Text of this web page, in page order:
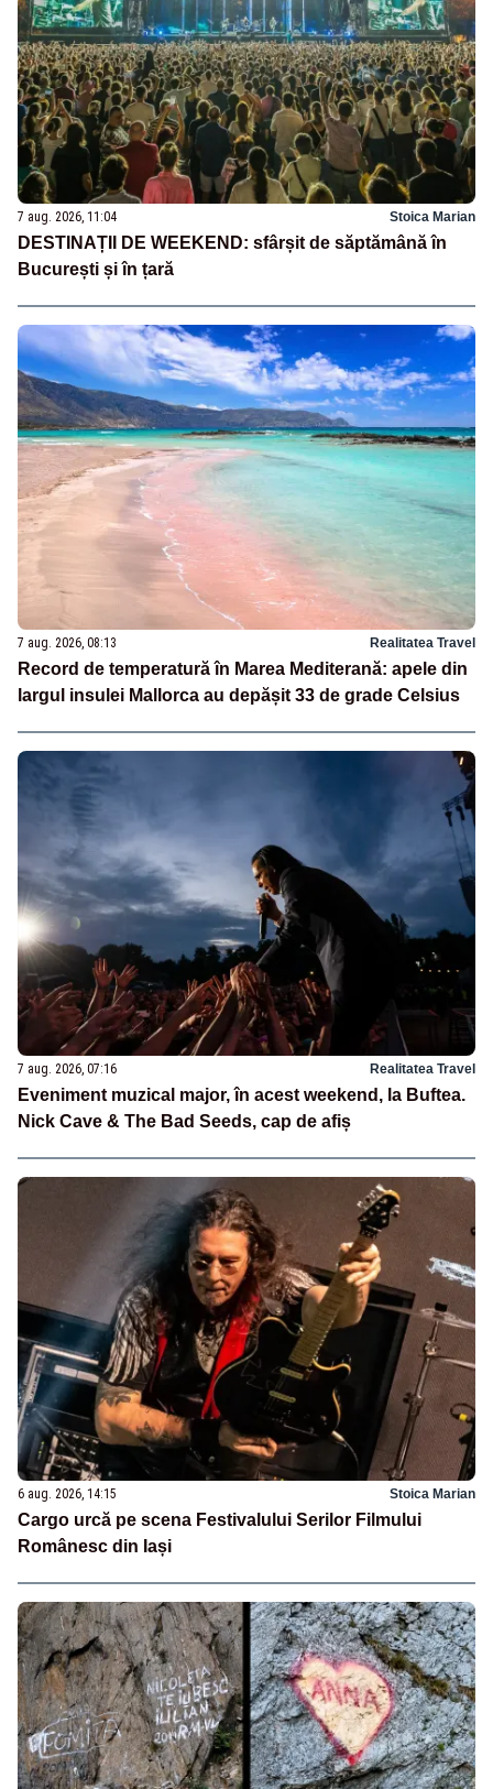
7 aug. 2026, 11:04 Stoica Marian
DESTINAȚII DE WEEKEND: sfârșit de săptămână în
București și în țară
7 aug. 2026, 08:13 Realitatea Travel
Record de temperatură în Marea Mediterană: apele din
largul insulei Mallorca au depășit 33 de grade Celsius
7 aug. 2026, 07:16 Realitatea Travel
Eveniment muzical major, în acest weekend, la Buftea.
Nick Cave & The Bad Seeds, cap de afiș
6 aug. 2026, 14:15 Stoica Marian
Cargo urcă pe scena Festivalului Serilor Filmului
Românesc din Iași